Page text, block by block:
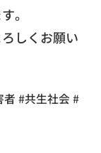
。
しくお願い
#共生社会 #